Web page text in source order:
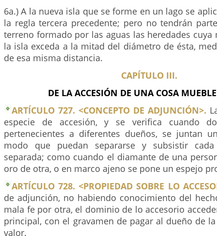
6a.) A la nueva isla que se forme en un lago se
la regla tercera precedente; pero no tendrán
terreno formado por las aguas las heredades cuya
la isla exceda a la mitad del diámetro de ésta,
de esa misma distancia.
CAPÍTULO III.
DE LA ACCESIÓN DE UNA COSA
ARTÍCULO 727. <CONCEPTO DE ADJUNCIÓN>.
especie de accesión, y se verifica cuando
pertenecientes a diferentes dueños, se juntan
modo que puedan separarse y subsistir
separada; como cuando el diamante de una
oro de otra, o en marco ajeno se pone un espejo
ARTÍCULO 728. <PROPIEDAD SOBRE LO
de adjunción, no habiendo conocimiento del
mala fe por otra, el dominio de lo accesorio
principal, con el gravamen de pagar al dueño de
valor.